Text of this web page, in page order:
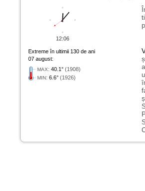
Extreme în ultimii 130 de ani
07 august:
MAX: 40.1° (1908)
MIN: 6.6° (1926)
12:06